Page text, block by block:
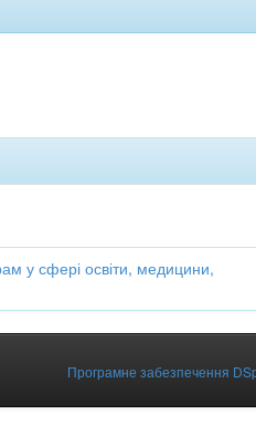
у сфері освіти, медицини,
Програмне забезпечення